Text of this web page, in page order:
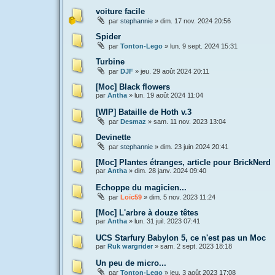
voiture facile
par stephannie » dim. 17 nov. 2024 20:56
Spider
par Tonton-Lego » lun. 9 sept. 2024 15:31
Turbine
par DJF » jeu. 29 août 2024 20:11
[Moc] Black flowers
par Antha » lun. 19 août 2024 11:04
[WIP] Bataille de Hoth v.3
par Desmaz » sam. 11 nov. 2023 13:04
Devinette
par stephannie » dim. 23 juin 2024 20:41
[Moc] Plantes étranges, article pour BrickNerd
par Antha » dim. 28 janv. 2024 09:40
Echoppe du magicien...
par Loïc59 » dim. 5 nov. 2023 11:24
[Moc] L'arbre à douze têtes
par Antha » lun. 31 juil. 2023 07:41
UCS Starfury Babylon 5, ce n'est pas un Moc
par Ruk wargrider » sam. 2 sept. 2023 18:18
Un peu de micro...
par Tonton-Lego » jeu. 3 août 2023 17:08